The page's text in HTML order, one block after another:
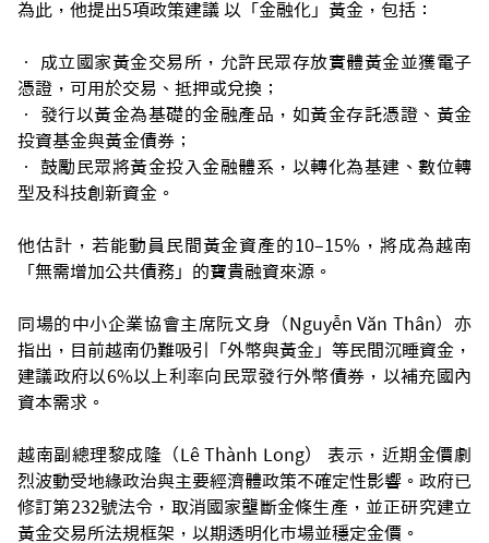
為此，他提出5項政策建議 以「金融化」黃金，包括：
• 成立國家黃金交易所，允許民眾存放實體黃金並獲電子
憑證，可用於交易、抵押或兌換；
• 發行以黃金為基礎的金融產品，如黃金存託憑證、黃金
投資基金與黃金債券；
• 鼓勵民眾將黃金投入金融體系，以轉化為基建、數位轉
型及科技創新資金。
他估計，若能動員民間黃金資產的10–15%，將成為越南
「無需增加公共債務」的寶貴融資來源。
同場的中小企業協會主席阮文身（Nguyễn Văn Thân）亦
指出，目前越南仍難吸引「外幣與黃金」等民間沉睡資金，
建議政府以6%以上利率向民眾發行外幣債券，以補充國內
資本需求。
越南副總理黎成隆（Lê Thành Long） 表示，近期金價劇
烈波動受地緣政治與主要經濟體政策不確定性影響。政府已
修訂第232號法令，取消國家壟斷金條生產，並正研究建立
黃金交易所法規框架，以期透明化市場並穩定金價。